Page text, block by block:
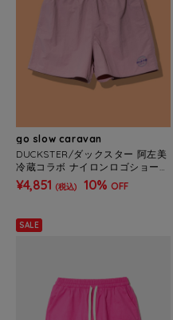
go slow caravan
DUCKSTER/ダックスター 阿左美
冷蔵コラボ ナイロンロゴショーツ
(MENS)
¥4,851 (税込) 10% OFF
SALE